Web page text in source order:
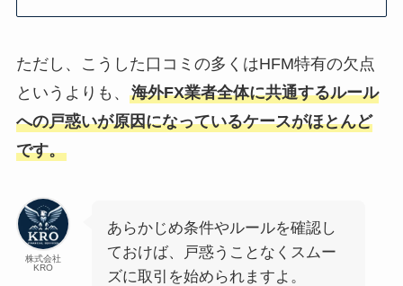
ただし、こうした口コミの多くはHFM特有の欠点
というよりも、 海外FX業者全体に共通するルール
への戸惑いが原因になっているケースがほとんど
です。
株式会社
KRO
あらかじめ条件やルールを確認し
ておけば、戸惑うことなくスムー
ズに取引を始められますよ。